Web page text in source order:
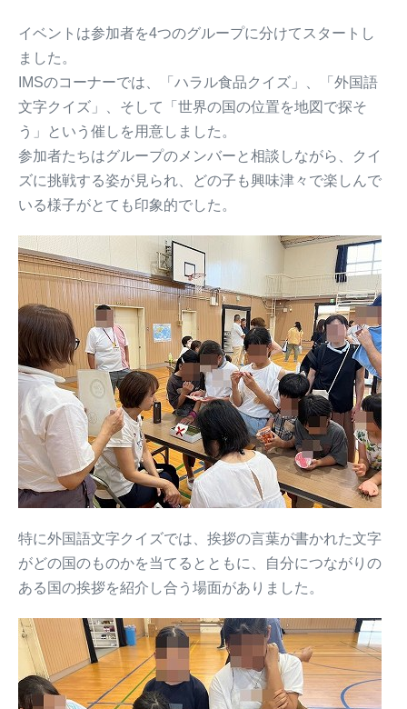
イベントは参加者を4つのグループに分けてスタートし
ました。
IMSのコーナーでは、「ハラル食品クイズ」、「外国語
文字クイズ」、そして「世界の国の位置を地図で探そ
う」という催しを用意しました。
参加者たちはグループのメンバーと相談しながら、クイ
ズに挑戦する姿が見られ、どの子も興味津々で楽しんで
いる様子がとても印象的でした。
特に外国語文字クイズでは、挨拶の言葉が書かれた文字
がどの国のものかを当てるとともに、自分につながりの
ある国の挨拶を紹介し合う場面がありました。